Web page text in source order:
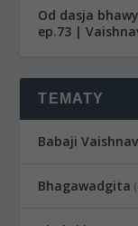
Od dasja
ep.73 |
TEMATY
Babaji
Bhagawadgita